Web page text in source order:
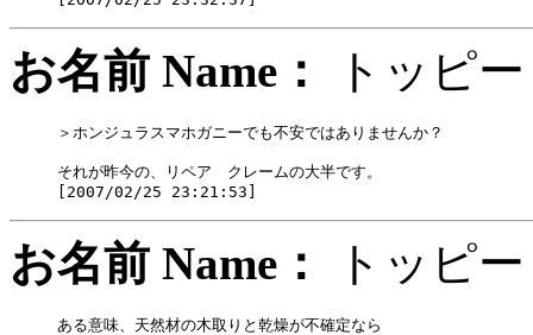
お名前 Name： トッ
＞ホンジュラスマホガニーでも不安ではありませんか？
それが昨今の、リペア　クレームの大半です。
お名前 Name： トッ
ある意味、天然材の木取りと乾燥が不確定なら